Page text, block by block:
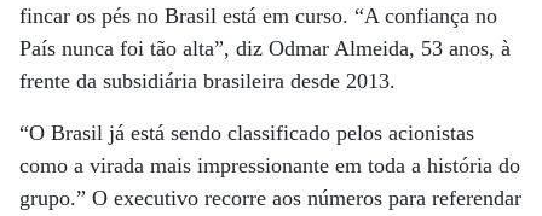
fincar os pés no Brasil está em curso. “A confiança no
País nunca foi tão alta”, diz Odmar Almeida, 53 anos, à
frente da subsidiária brasileira desde 2013.
“O Brasil já está sendo classificado pelos acionistas
como a virada mais impressionante em toda a história do
grupo.” O executivo recorre aos números para referendar